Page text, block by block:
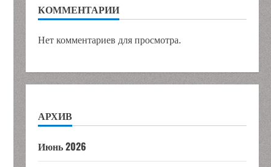
КОММЕНТАРИИ
Нет комментариев для просмотра.
АРХИВ
Июнь 2026